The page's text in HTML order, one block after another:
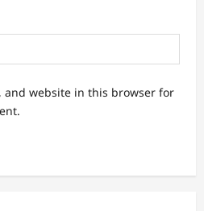
and website in this browser for